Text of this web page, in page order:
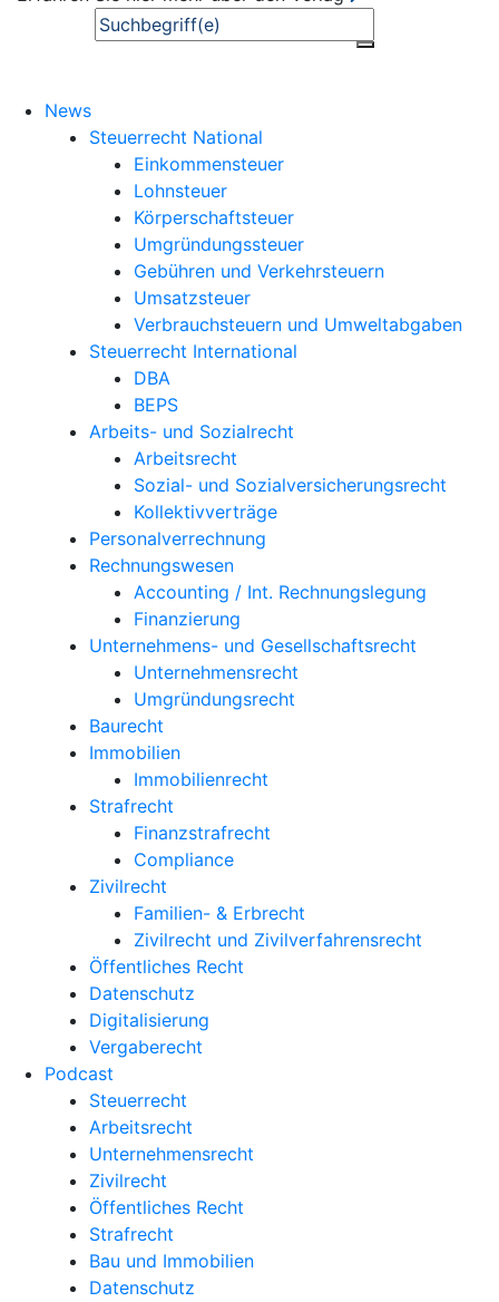
Suche
News
Steuerrecht National
Einkommensteuer
Lohnsteuer
Körperschaftsteuer
Umgründungssteuer
Gebühren und Verkehrsteuern
Umsatzsteuer
Verbrauchsteuern und Umweltabgaben
Steuerrecht International
DBA
BEPS
Arbeits- und Sozialrecht
Arbeitsrecht
Sozial- und Sozialversicherungsrecht
Kollektivverträge
Personalverrechnung
Rechnungswesen
Accounting / Int. Rechnungslegung
Finanzierung
Unternehmens- und Gesellschaftsrecht
Unternehmensrecht
Umgründungsrecht
Baurecht
Immobilien
Immobilienrecht
Strafrecht
Finanzstrafrecht
Compliance
Zivilrecht
Familien- & Erbrecht
Zivilrecht und Zivilverfahrensrecht
Öffentliches Recht
Datenschutz
Digitalisierung
Vergaberecht
Podcast
Steuerrecht
Arbeitsrecht
Unternehmens­recht
Zivilrecht
Öffentliches Recht
Strafrecht
Bau und Immobilien
Datenschutz